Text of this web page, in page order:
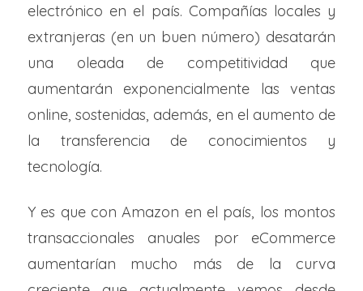
electrónico en el país. Compañías locales y
extranjeras (en un buen número) desatarán
una oleada de competitividad que
aumentarán exponencialmente las ventas
online, sostenidas, además, en el aumento de
la transferencia de conocimientos y
tecnología.
Y es que con Amazon en el país, los montos
transaccionales anuales por eCommerce
aumentarían mucho más de la curva